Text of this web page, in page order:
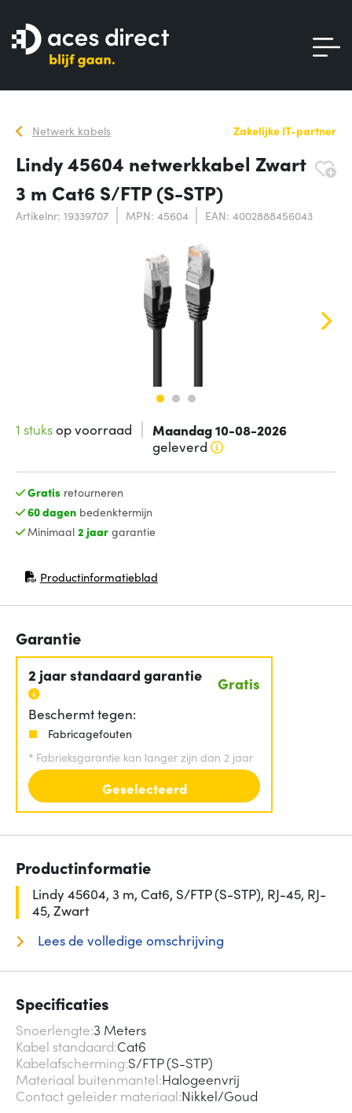
Netwerk kabels Zakelijke IT-partner
Lindy 45604 netwerkkabel Zwart
3 m Cat6 S/FTP (S-STP)
Artikelnr: 19339707 MPN: 45604 EAN: 4002888456043
1 stuksop voorraad Maandag 10-08-2026
geleverd
Gratis retourneren
60 dagenbedenktermijn
Minimaal 2 jaargarantie
Productinformatieblad
(opent in nieuw venster)
Garantie
2 jaar standaard garantie Gratis
Beschermt tegen:
Fabricagefouten
* Fabrieksgarantie kan langer zijn dan 2 jaar
Geselecteerd
Productinformatie
Lindy 45604, 3 m, Cat6, S/FTP (S-STP), RJ-45, RJ-
45, Zwart
Lees de volledige omschrijving
Specificaties
Snoerlengte 3 Meters
Kabel standaard Cat6
Kabelafscherming S/FTP (S-STP)
Materiaal buitenmantel Halogeenvrij
Contact geleider materiaal Nikkel/Goud